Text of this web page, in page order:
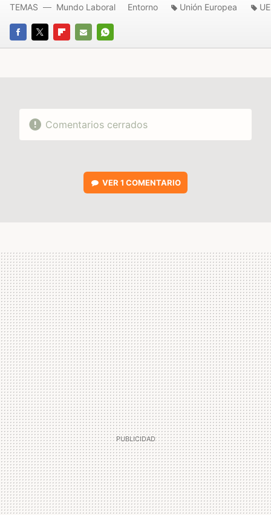
FACEBOOK
TWITTERFLIPBOARD
E-
WHATSAPP
TEMAS Mundo Laboral Entorno Unión Europea UE
Comentarios cerrados
VER 1 COMENTARIO